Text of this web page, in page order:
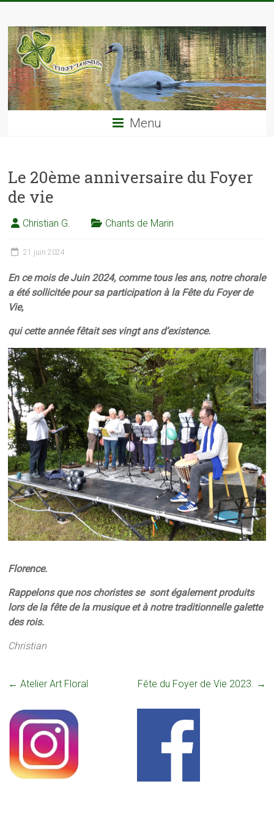
content
TREFF'LOISIRS
Menu
Le 20ème anniversaire du Foyer
de vie
Christian G. Chants de Marin
21 juin 2024
En ce mois de Juin 2024, comme tous les ans, notre chorale
a été sollicitée pour sa participation à la Fête du Foyer de
Vie,
qui cette année fêtait ses vingt ans d’existence.
Florence.
Rappelons que nos choristes se sont également produits
lors de la fête de la musique et à notre traditionnelle galette
des rois.
Christian
← Atelier Art Floral Fête du Foyer de Vie 2023. →